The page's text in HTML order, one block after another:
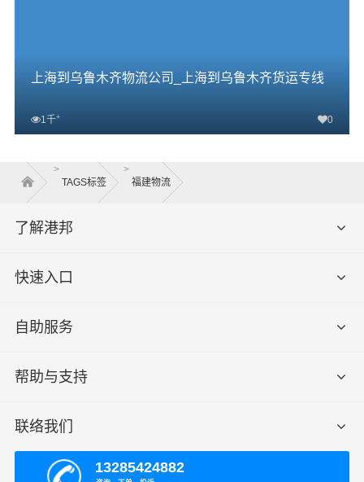
上海到乌鲁木齐物流公司_上海到乌鲁木齐货运专线
1千+ 0
查看详细
>
TAGS标签
>
福建物流
了解港邦
快速入口
自助服务
帮助与支持
联络我们
13285424882